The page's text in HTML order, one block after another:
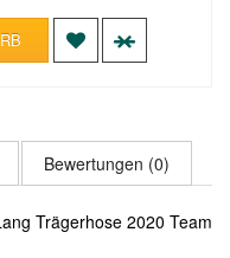
Bewertungen (0)
Trägerhose 2020 Team